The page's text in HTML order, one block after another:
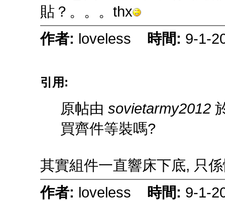
貼？。。。thx
作者: loveless 時間: 9-1-
引用:
原帖由 sovietarmy2012
買齊件等裝嗎?
其實組件一直響床下底, 只
作者: loveless 時間: 9-1-